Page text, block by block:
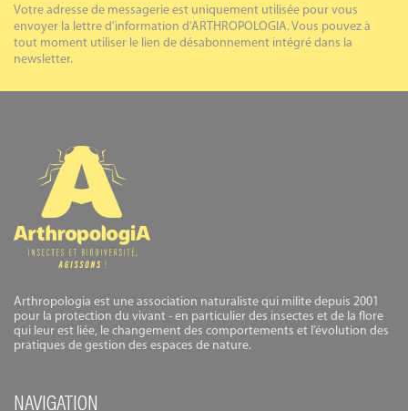
Votre adresse de messagerie est uniquement utilisée pour vous
envoyer la lettre d'information d'ARTHROPOLOGIA. Vous pouvez à
tout moment utiliser le lien de désabonnement intégré dans la
newsletter.
Arthropologia est une association naturaliste qui milite depuis 2001
pour la protection du vivant - en particulier des insectes et de la flore
qui leur est liée, le changement des comportements et l’évolution des
pratiques de gestion des espaces de nature.
NAVIGATION